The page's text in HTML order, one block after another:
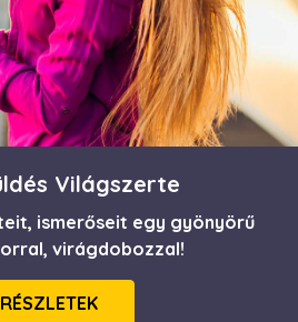
Világszerte
ismerőseit egy gyönyörű
virágdobozzal!
RÉSZLETEK